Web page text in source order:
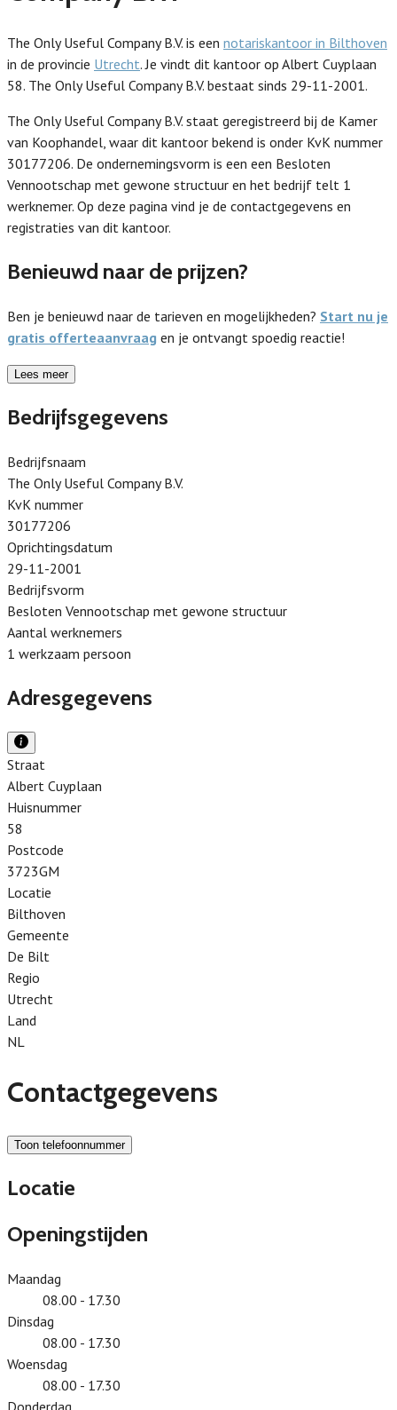
The Only Useful Company B.V. is een notariskantoor in Bilthoven
in de provincie Utrecht. Je vindt dit kantoor op Albert Cuyplaan
58. The Only Useful Company B.V. bestaat sinds 29-11-2001.
The Only Useful Company B.V. staat geregistreerd bij de Kamer
van Koophandel, waar dit kantoor bekend is onder KvK nummer
30177206. De ondernemingsvorm is een een Besloten
Vennootschap met gewone structuur en het bedrijf telt 1
werknemer. Op deze pagina vind je de contactgegevens en
registraties van dit kantoor.
Benieuwd naar de prijzen?
Ben je benieuwd naar de tarieven en mogelijkheden? Start nu je
gratis offerteaanvraag en je ontvangt spoedig reactie!
Lees meer
Bedrijfsgegevens
Bedrijfsnaam
The Only Useful Company B.V.
KvK nummer
30177206
Oprichtingsdatum
29-11-2001
Bedrijfsvorm
Besloten Vennootschap met gewone structuur
Aantal werknemers
1 werkzaam persoon
Adresgegevens
Straat
Albert Cuyplaan
Huisnummer
58
Postcode
3723GM
Locatie
Bilthoven
Gemeente
De Bilt
Regio
Utrecht
Land
NL
Contactgegevens
Toon telefoonnummer
Locatie
Openingstijden
Maandag
08.00 - 17.30
Dinsdag
08.00 - 17.30
Woensdag
08.00 - 17.30
Donderdag